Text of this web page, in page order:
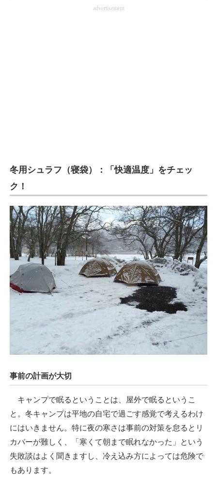
建設×テクノロジーの最前線
ちょっと気になるネットの話題
advertisement
冬用シュラフ（寝袋）：「快適温度」をチェッ
ク！
事前の計画が大切
キャンプで眠るということは、屋外で眠るというこ
と。冬キャンプは平地の自宅で過ごす感覚で考えるわけ
にはいきません。特に夜の寒さは事前の対策を怠るとリ
カバーが難しく、「寒くて朝まで眠れなかった」という
失敗談はよく聞きますし、冷え込み方によっては危険で
もあります。